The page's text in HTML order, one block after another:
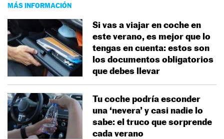
MÁS INFORMACIÓN
Si vas a viajar en coche en
este verano, es mejor que lo
tengas en cuenta: estos son
los documentos obligatorios
que debes llevar
Tu coche podría esconder
una ‘nevera’ y casi nadie lo
sabe: el truco que sorprende
cada verano